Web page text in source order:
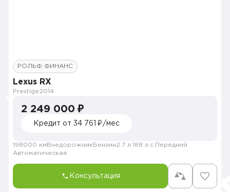
РОЛЬФ ФИНАНС
Lexus RX
Prestige2014
2 249 000 ₽
Кредит от 34 761 ₽/мес
198000 км Внедорожник Бензин2.7 л. 188 л.с. Передний
Автоматическая
Консультация